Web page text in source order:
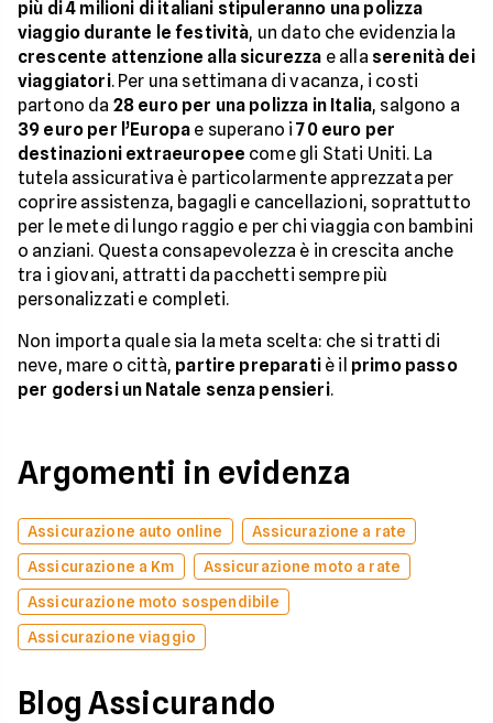
più di 4 milioni di italiani stipuleranno una polizza
viaggio durante le festività, un dato che evidenzia la
crescente attenzione alla sicurezza e alla serenità dei
viaggiatori. Per una settimana di vacanza, i costi
partono da 28 euro per una polizza in Italia, salgono a
39 euro per l’Europa e superano i70 euro per
destinazioni extraeuropee come gli Stati Uniti. La
tutela assicurativa è particolarmente apprezzata per
coprire assistenza, bagagli e cancellazioni, soprattutto
per le mete di lungo raggio e per chi viaggia con bambini
o anziani. Questa consapevolezza è in crescita anche
tra i giovani, attratti da pacchetti sempre più
personalizzati e completi.
Non importa quale sia la meta scelta: che si tratti di
neve, mare o città, partire preparatiè il primo passo
per godersi un Natale senza pensieri.
Argomenti in evidenza
Assicurazione auto online
Assicurazione a rate
Assicurazione a Km
Assicurazione moto a rate
Assicurazione moto sospendibile
Assicurazione viaggio
Blog Assicurando